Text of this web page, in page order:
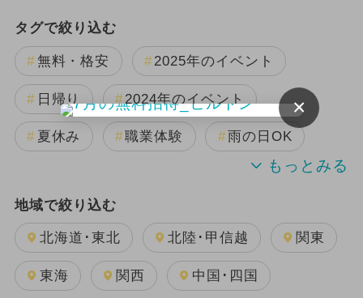
タグで絞り込む
無料・格安 2025年のイベント
日帰り 2024年のイベント
夏休み 職業体験 雨の日OK
きかんしゃトーマス
GW(ゴールデンウィーク)
キャラクター 2024年8月のイベント
地域で絞り込む
北海道･東北 北陸･甲信越 関東
東海 関西 中国･四国
×